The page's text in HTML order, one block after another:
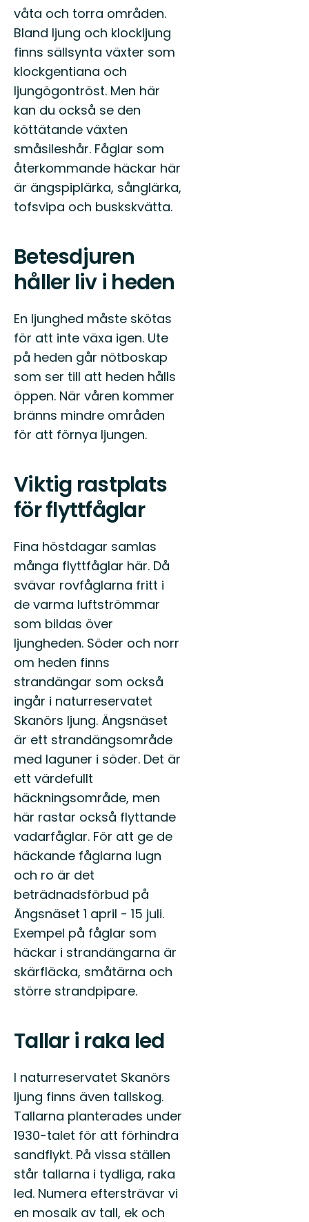
våta och torra områden.
Bland ljung och klockljung
finns sällsynta växter som
klockgentiana och
ljungögontröst. Men här
kan du också se den
köttätande växten
småsileshår. Fåglar som
återkommande häckar här
är ängspiplärka, sånglärka,
tofsvipa och buskskvätta.
Betesdjuren
håller liv i heden
En ljunghed måste skötas
för att inte växa igen. Ute
på heden går nötboskap
som ser till att heden hålls
öppen. När våren kommer
bränns mindre områden
för att förnya ljungen.
Viktig rastplats
för flyttfåglar
Fina höstdagar samlas
många flyttfåglar här. Då
svävar rovfåglarna fritt i
de varma luftströmmar
som bildas över
ljungheden. Söder och norr
om heden finns
strandängar som också
ingår i naturreservatet
Skanörs ljung. Ängsnäset
är ett strandängsområde
med laguner i söder. Det är
ett värdefullt
häckningsområde, men
här rastar också flyttande
vadarfåglar. För att ge de
häckande fåglarna lugn
och ro är det
beträdnadsförbud på
Ängsnäset 1 april - 15 juli.
Exempel på fåglar som
häckar i strandängarna är
skärfläcka, småtärna och
större strandpipare.
Tallar i raka led
I naturreservatet Skanörs
ljung finns även tallskog.
Tallarna planterades under
1930-talet för att förhindra
sandflykt. På vissa ställen
står tallarna i tydliga, raka
led. Numera eftersträvar vi
en mosaik av tall, ek och